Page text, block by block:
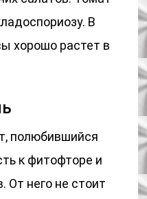
В
хорошо растет в
полюбившийся
к фитофторе и
От него не стоит